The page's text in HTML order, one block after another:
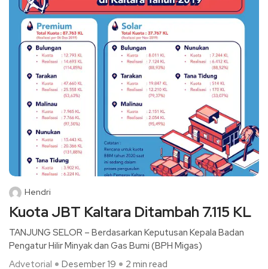
Hendri
Kuota JBT Kaltara Ditambah 7.115 KL
TANJUNG SELOR – Berdasarkan Keputusan Kepala Badan
Pengatur Hilir Minyak dan Gas Bumi (BPH Migas)
Advetorial
Desember 19 2 min read